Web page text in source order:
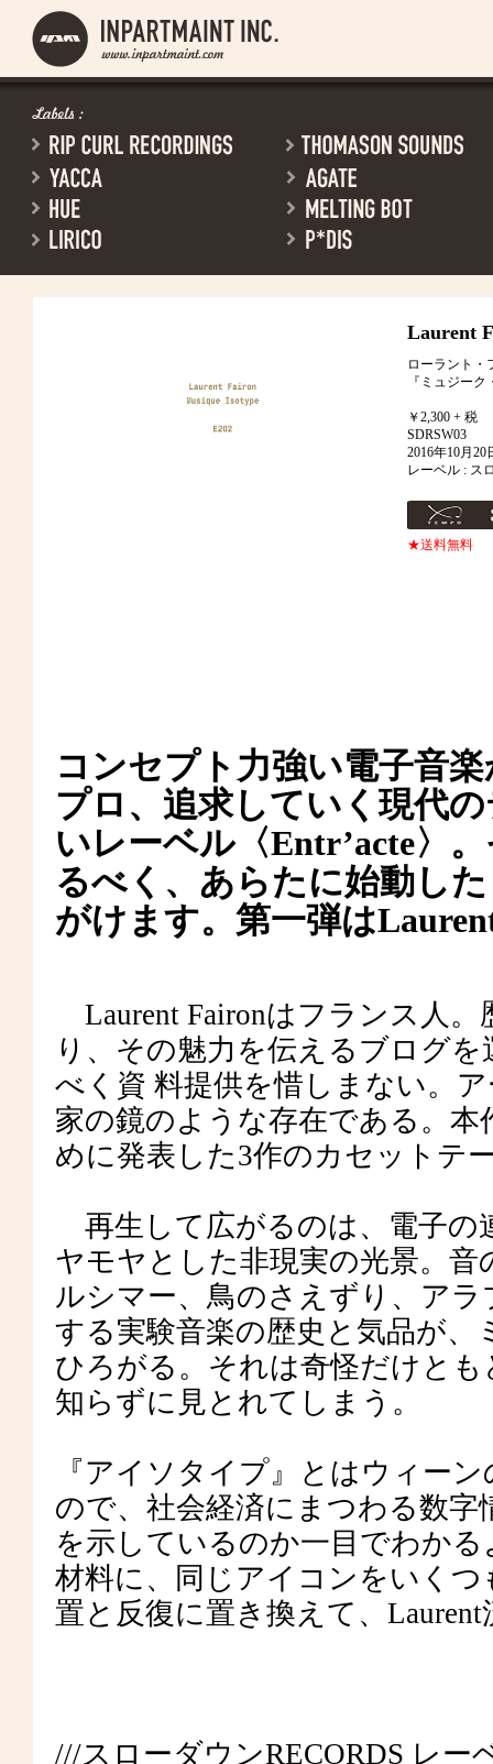
Laurent
ローラント・
『ミュジー
￥2,300 + 税
SDRSW03
2016年10月20
レーベル : ス
★送料無料
コンセプト力強い電子音
プロ、追求していく現代
いレーベル〈Entr’acte〉
るべく、あらたに始動し
がけます。第一弾は
Laurent Faironはフランス人
り、その魅力を伝えるブログ
べく資 料提供を惜しまない。
家の鏡のような存在である。
めに発表した3作のカセットテ
再生して広がるのは、電子の
ヤモヤとした非現実の光景。
ルシマー、鳥のさえずり、ア
する実験音楽の歴史と気品が
ひろがる。それは奇怪だけと
知らずに見とれてしまう。
『アイソタイプ』とはウィー
ので、社会経済にまつわる数
を示しているのか一目でわか
材料に、同じアイコンをいく
置と反復に置き換えて、
///スローダウンRECORDS レー